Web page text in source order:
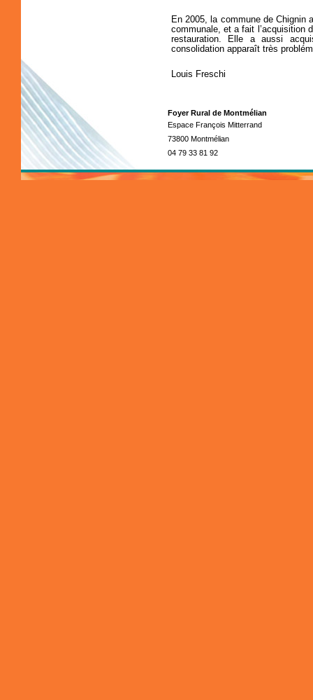
En 2005, la commune de Chignin
communale, et a fait l’acquisition
restauration. Elle a aussi
consolidation apparaît très
Louis Freschi
Foyer Rural de Montmélian
Espace François Mitterrand
73800 Montmélian
04 79 33 81 92